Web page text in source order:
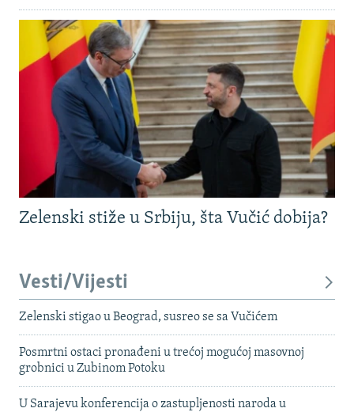
Zelenski stiže u Srbiju, šta Vučić dobija?
Vesti/Vijesti
Zelenski stigao u Beograd, susreo se sa Vučićem
Posmrtni ostaci pronađeni u trećoj mogućoj masovnoj
grobnici u Zubinom Potoku
U Sarajevu konferencija o zastupljenosti naroda u